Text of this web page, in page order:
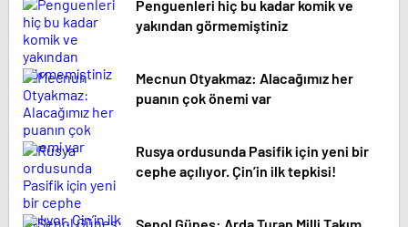
Penguenleri hiç bu kadar komik ve
yakından görmemiştiniz
Mecnun Otyakmaz: Alacağımız her
puanın çok önemi var
Rusya ordusunda Pasifik için yeni bir
cephe açılıyor. Çin’in ilk tepkisi!